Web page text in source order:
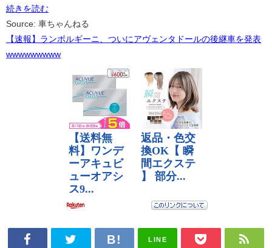
続きを読む
Source: 車ちゃんねる
【速報】ランボルギーニ、ついにアヴェンタドールの後継車を発表
wwwwwwwww
LINE